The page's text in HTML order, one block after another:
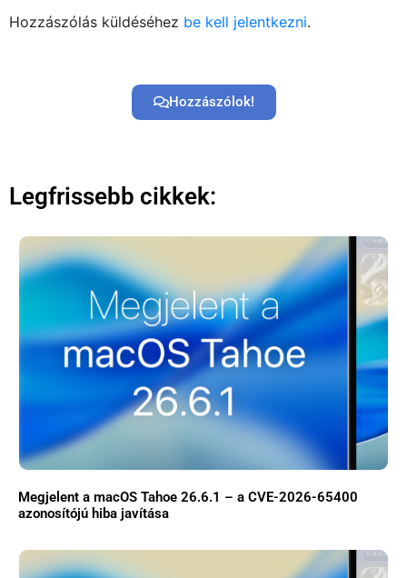
Hozzászólás küldéséhez be kell jelentkezni.
Hozzászólok!
Legfrissebb cikkek:
Megjelent a macOS Tahoe 26.6.1 – a CVE-2026-65400
azonosítójú hiba javítása